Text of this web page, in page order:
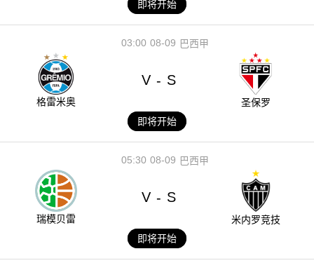
即将开始
08-09
03:00 巴西甲
格雷米奥
V - S
圣保罗
即将开始
08-09
05:30 巴西甲
瑞模贝雷
V - S
米内罗竞技
即将开始